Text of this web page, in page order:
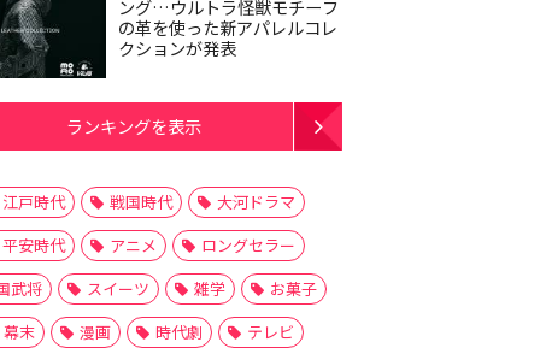
ング…ウルトラ怪獣モチーフ
の革を使った新アパレルコレ
クションが発表
ランキングを表示
江戸時代 戦国時代
大河ドラマ
平安時代
アニメ
ロングセラー
武将
スイーツ 雑学
お菓子
幕末
漫画 時代劇
テレビ